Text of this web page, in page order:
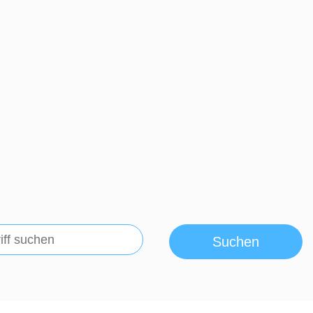
Suchen